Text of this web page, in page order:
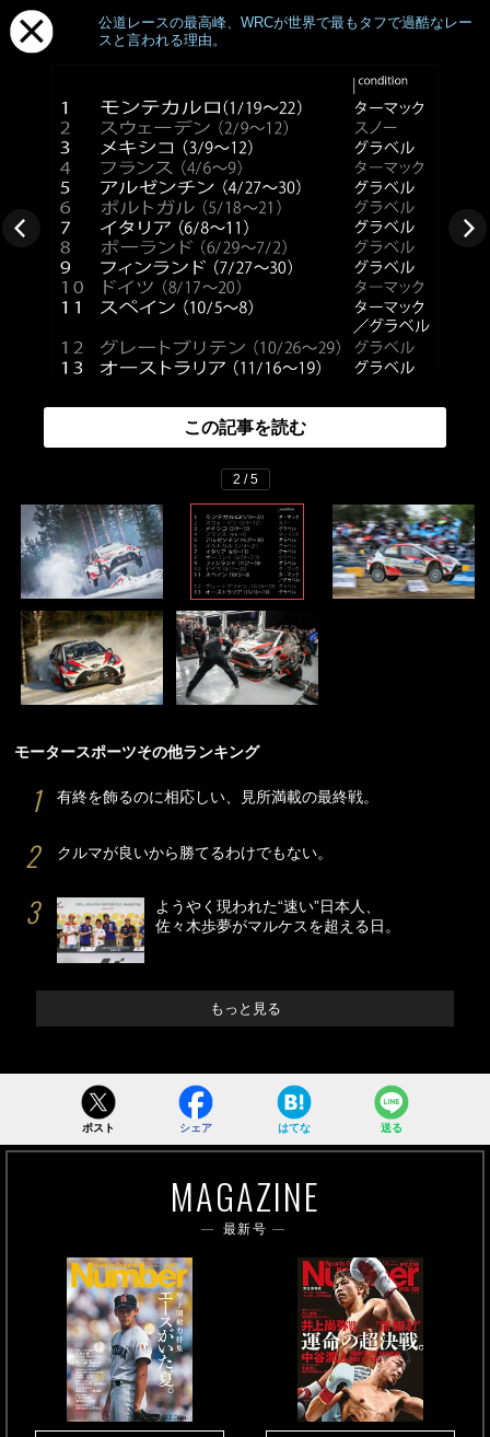
公道レースの最高峰、WRCが世界で最もタフで過酷なレー
スと言われる理由。
この記事を読む
2 / 5
モータースポーツその他ランキング
有終を飾るのに相応しい、見所満載の最終戦。
クルマが良いから勝てるわけでもない。
ようやく現われた“速い”日本人、
佐々木歩夢がマルケスを超える日。
もっと見る
ポスト シェア はてな 送る
MAGAZINE
最新号